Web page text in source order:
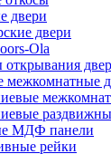
двери
двери
Ola
межкомнатные
МДФ панели
рейки